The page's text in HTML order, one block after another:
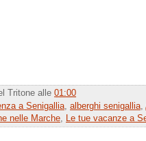
Tritone alle 01:00
a Senigallia, alberghi senigallia,
nelle Marche, Le tue vacanze a